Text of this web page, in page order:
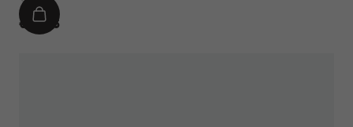
€
€ 23,95
IN